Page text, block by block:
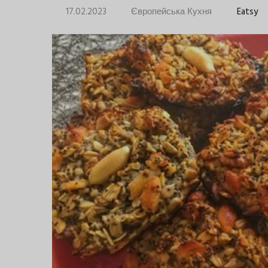
17.02.2023 Європейська Кухня Eatsy